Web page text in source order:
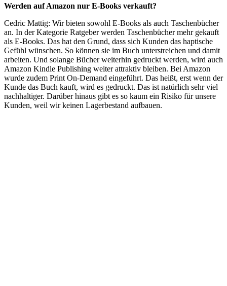
Werden auf Amazon nur E-Books verkauft?
Cedric Mattig: Wir bieten sowohl E-Books als auch Taschenbücher
an. In der Kategorie Ratgeber werden Taschenbücher mehr gekauft
als E-Books. Das hat den Grund, dass sich Kunden das haptische
Gefühl wünschen. So können sie im Buch unterstreichen und damit
arbeiten. Und solange Bücher weiterhin gedruckt werden, wird auch
Amazon Kindle Publishing weiter attraktiv bleiben. Bei Amazon
wurde zudem Print On-Demand eingeführt. Das heißt, erst wenn der
Kunde das Buch kauft, wird es gedruckt. Das ist natürlich sehr viel
nachhaltiger. Darüber hinaus gibt es so kaum ein Risiko für unsere
Kunden, weil wir keinen Lagerbestand aufbauen.